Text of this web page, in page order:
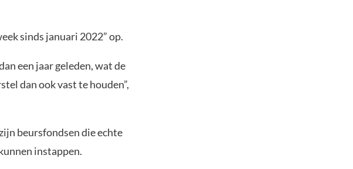
sinds januari 2022” op.
een jaar geleden, wat de
dan ook vast te houden”,
beursfondsen die echte
instappen.